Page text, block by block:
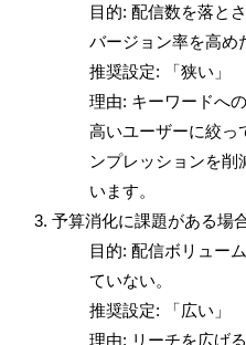
目的: 配信数を落と
バージョン率を高め
推奨設定: 「狭い」
理由: キーワードへ
高いユーザーに絞っ
ンプレッションを削
います。
3. 予算消化に課題がある場
目的: 配信ボリュー
ていない。
推奨設定: 「広い」
理由: リーチを広げ